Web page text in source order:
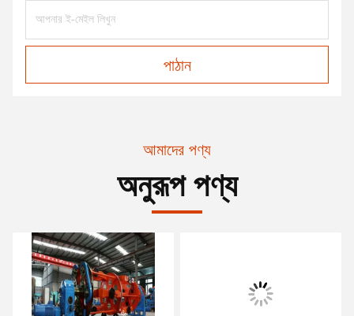
পাঠান
আমাদের পণ্য
অনুরূপ পণ্য